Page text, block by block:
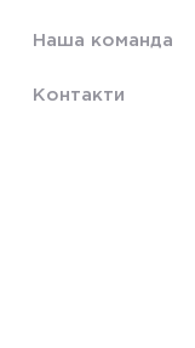
Наша команда
Контакти